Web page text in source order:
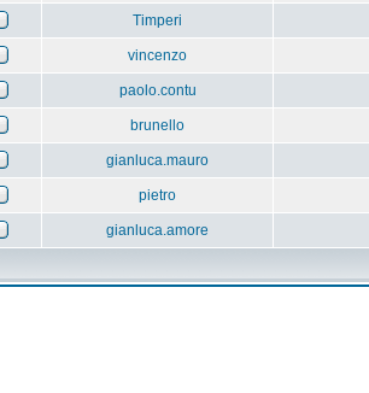
Timperi
vincenzo
paolo.contu
brunello
gianluca.mauro
pietro
gianluca.amore